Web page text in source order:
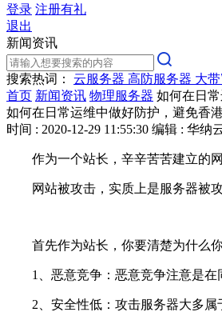
登录 注册有礼
退出
新闻资讯
搜索热词： 云服务器 高防服务器 大
首页 新闻资讯 物理服务器 如何在日
如何在日常运维中做好防护，避免香
时间 : 2020-12-29 11:55:30 编辑 : 华纳
作为一个站长，辛辛苦苦建立的
网站被攻击，实质上是服务器被
首先作为站长，你要清楚为什么
1、恶意竞争：恶意竞争注意是
2、安全性低：攻击服务器大多